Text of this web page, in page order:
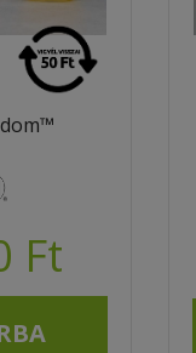
Ft